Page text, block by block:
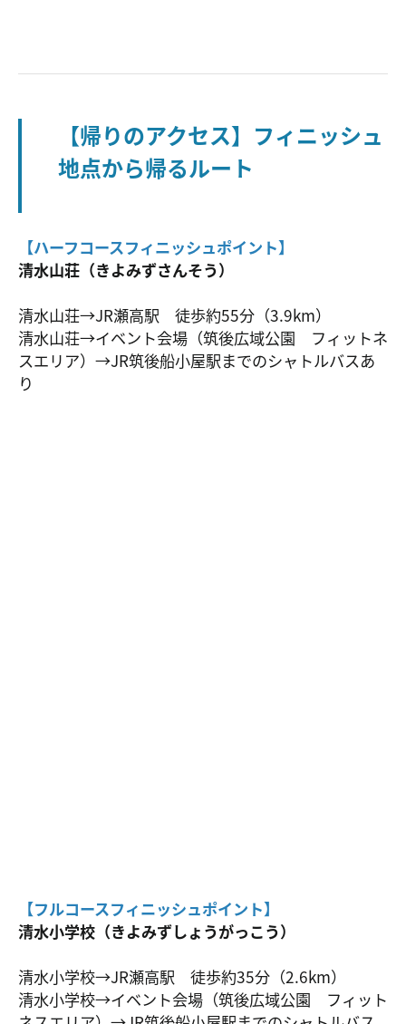
【帰りのアクセス】フィニッシュ
地点から帰るルート
【ハーフコースフィニッシュポイント】
清水山荘（きよみずさんそう）
清水山荘→JR瀬高駅 徒歩約55分（3.9km）
清水山荘→イベント会場（筑後広域公園 フィットネ
スエリア）→JR筑後船小屋駅までのシャトルバスあ
り
【フルコースフィニッシュポイント】
清水小学校（きよみずしょうがっこう）
清水小学校→JR瀬高駅 徒歩約35分（2.6km）
清水小学校→イベント会場（筑後広域公園 フィット